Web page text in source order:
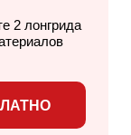
2 лонгрида